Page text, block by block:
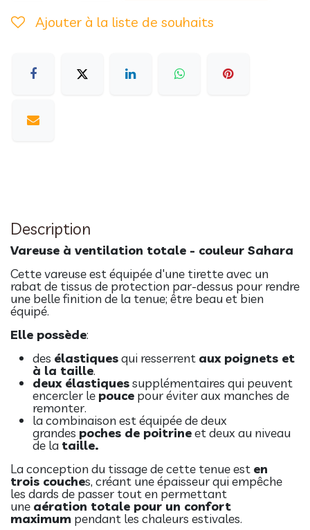
Ajouter à la liste de souhaits
Description
Vareuse à ventilation totale - couleur Sahara
Cette vareuse est équipée d'une tirette avec un
rabat de tissus de protection par-dessus pour rendre
une belle finition de la tenue; être beau et bien
équipé.
Elle possède:
des élastiquesqui resserrent aux poignets et
à la taille.
deux élastiquessupplémentaires qui peuvent
encercler le pouce pour éviter aux manches de
remonter.
la combinaison est équipée de deux
grandes poches de poitrineet deux au niveau
de la taille.
La conception du tissage de cette tenue est en
trois couches, créant une épaisseur qui empêche
les dards de passer tout en permettant
une aération totale pour un confort
maximum pendant les chaleurs estivales.